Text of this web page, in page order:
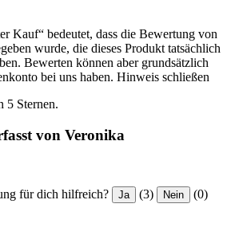
Kauf“ bedeutet, dass die Bewertung von
wurde, die dieses Produkt tatsächlich
Bewerten können aber grundsätzlich
bei uns haben. Hinweis schließen
5 Sternen.
von Veronika
für dich hilfreich? Ja (3) Nein (0)